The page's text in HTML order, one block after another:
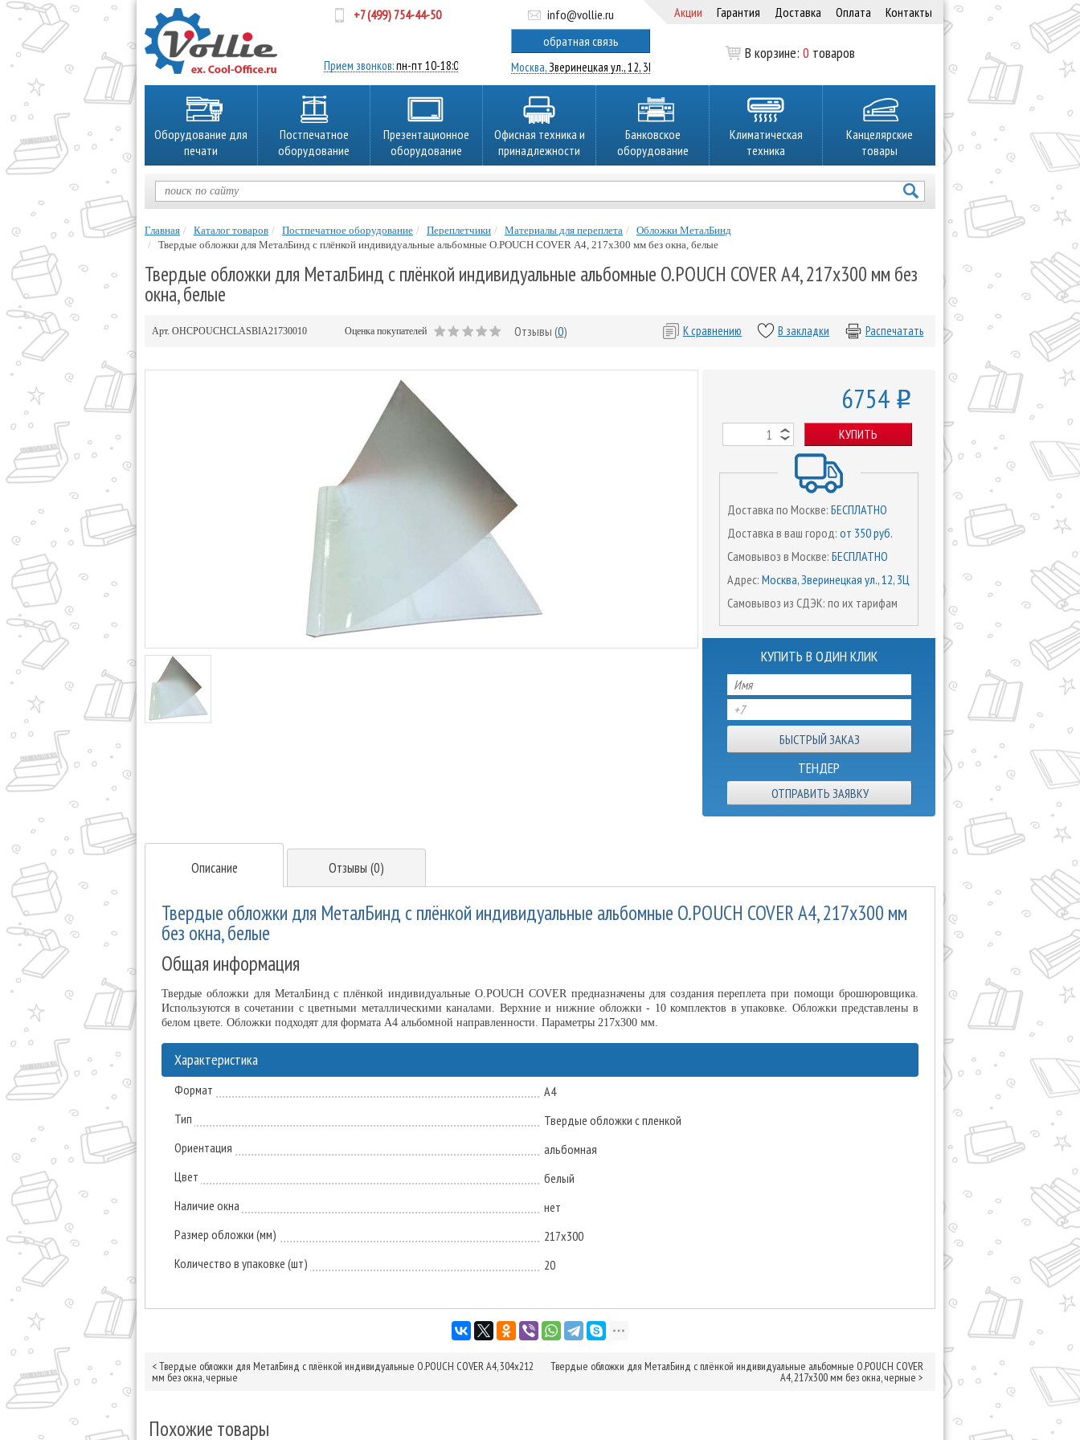
+7 (499) 754-44-50
Прием звонков:пн-пт 10-18:00
info@vollie.ru
обратная связь
Москва,Зверинецкая ул., 12, 3Ц
Акции Гарантия Доставка Оплата Контакты
В корзине:0 товаров
Оборудование для
печати
Постпечатное
оборудование
Презентационное
оборудование
Офисная техника и
принадлежности
Банковское
оборудование
Климатическая
техника
Канцелярские
товары
Главная Каталог товаров Постпечатное оборудование Переплетчики Материалы для переплета
Обложки МеталБинд
Твердые обложки для МеталБинд с плёнкой индивидуальные альбомные O.POUCH COVER А4, 217х300 мм без окна, белые
Твердые обложки для МеталБинд с плёнкой индивидуальные альбомные O.POUCH COVER А4, 217х300 мм без
окна, белые
Арт. OHCPOUCHCLASBIA21730010 Оценка покупателей Отзывы (0) Распечатать
В закладки
К сравнению
6754 o
КУПИТЬ
Доставка по Москве: БЕСПЛАТНО
Доставка в ваш город: от 350 руб.
Самовывоз в Москве: БЕСПЛАТНО
Адрес: Москва, Зверинецкая ул., 12, 3Ц
Самовывоз из СДЭК: по их тарифам
КУПИТЬ В ОДИН КЛИК
ТЕНДЕР
ОТПРАВИТЬ ЗАЯВКУ
Описание Отзывы (0)
Твердые обложки для МеталБинд с плёнкой индивидуальные альбомные O.POUCH COVER А4, 217х300 мм
без окна, белые
Общая информация
Твердые обложки для МеталБинд с плёнкой индивидуальные O.POUCH COVER предназначены для создания переплета при помощи брошюровщика.
Используются в сочетании с цветными металлическими каналами. Верхние и нижние обложки - 10 комплектов в упаковке. Обложки представлены в
белом цвете. Обложки подходят для формата А4 альбомной направленности. Параметры 217х300 мм.
Характеристика
Формат
А4
Тип
Твердые обложки с пленкой
Ориентация
альбомная
Цвет
белый
Наличие окна
нет
Размер обложки (мм)
217х300
Количество в упаковке (шт)
20
<Твердые обложки для МеталБинд с плёнкой индивидуальные O.POUCH COVER А4, 304х212
мм без окна, черные
Твердые обложки для МеталБинд с плёнкой индивидуальные альбомные O.POUCH COVER
А4, 217х300 мм без окна, черные >
Похожие товары